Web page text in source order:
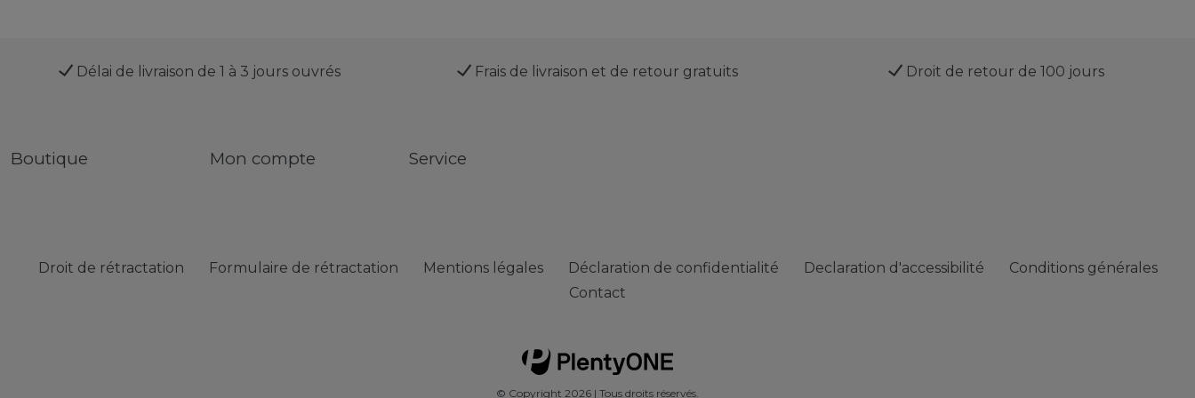
Délai de livraison de 1 à 3 jours ouvrés Frais de livraison et de retour gratuits Droit de retour de 100 jours
Boutique Mon compte Service
Droit de rétractation Formulaire de rétractation Mentions légales Déclaration de confidentialité Declaration d'accessibilité
Conditions générales
Contact
© Copyright 2026 | Tous droits réservés.